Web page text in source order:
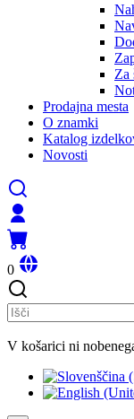
Za
Prodajna mesta
O znamki
Katalog
Novosti
0
V košarici ni